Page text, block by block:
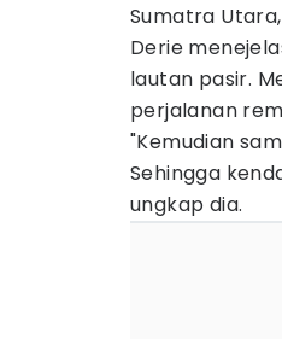
Sumatra
Derie
lautan pasir.
perjalanan
"Kemudian
Sehingga
ungkap dia.